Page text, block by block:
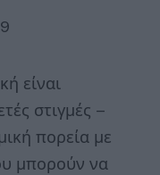
είναι
στιγμές –
πορεία με
μπορούν να